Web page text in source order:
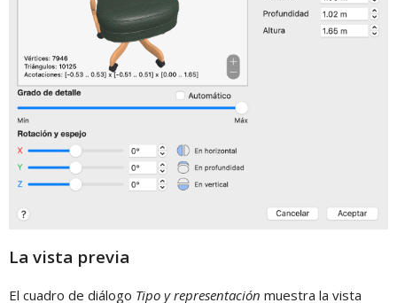
La vista previa
El cuadro de diálogo Tipo y representación muestra la vista